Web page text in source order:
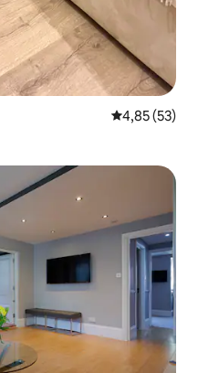
4,85 (53)